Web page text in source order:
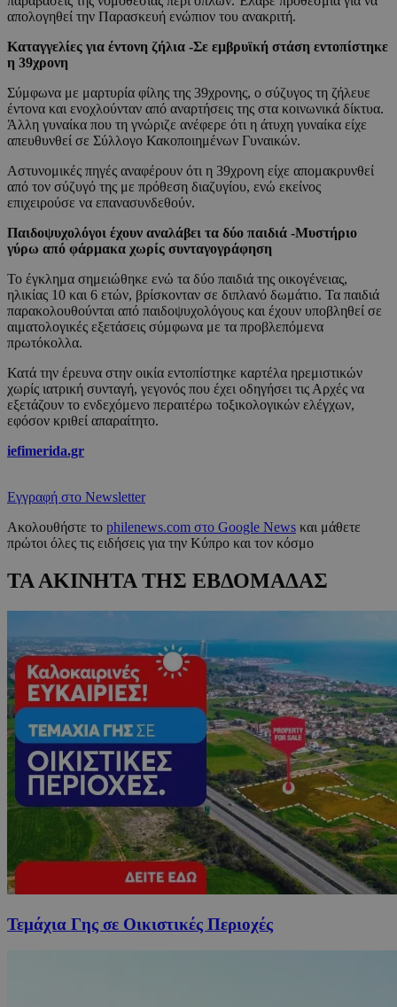
απολογηθεί την Παρασκευή ενώπιον του ανακριτή.
Καταγγελίες για έντονη ζήλια -Σε εμβρυϊκή στάση εντοπίστηκε
η 39χρονη
Σύμφωνα με μαρτυρία φίλης της 39χρονης, ο σύζυγος τη ζήλευε
έντονα και ενοχλούνταν από αναρτήσεις της στα κοινωνικά δίκτυα.
Άλλη γυναίκα που τη γνώριζε ανέφερε ότι η άτυχη γυναίκα είχε
απευθυνθεί σε Σύλλογο Κακοποιημένων Γυναικών.
Αστυνομικές πηγές αναφέρουν ότι η 39χρονη είχε απομακρυνθεί
από τον σύζυγό της με πρόθεση διαζυγίου, ενώ εκείνος
επιχειρούσε να επανασυνδεθούν.
Παιδοψυχολόγοι έχουν αναλάβει τα δύο παιδιά -Μυστήριο
γύρω από φάρμακα χωρίς συνταγογράφηση
Το έγκλημα σημειώθηκε ενώ τα δύο παιδιά της οικογένειας,
ηλικίας 10 και 6 ετών, βρίσκονταν σε διπλανό δωμάτιο. Τα παιδιά
παρακολουθούνται από παιδοψυχολόγους και έχουν υποβληθεί σε
αιματολογικές εξετάσεις σύμφωνα με τα προβλεπόμενα
πρωτόκολλα.
Κατά την έρευνα στην οικία εντοπίστηκε καρτέλα ηρεμιστικών
χωρίς ιατρική συνταγή, γεγονός που έχει οδηγήσει τις Αρχές να
εξετάζουν το ενδεχόμενο περαιτέρω τοξικολογικών ελέγχων,
εφόσον κριθεί απαραίτητο.
iefimerida.gr
Εγγραφή στο Newsletter
Ακολουθήστε το philenews.com στο Google News και μάθετε
πρώτοι όλες τις ειδήσεις για την Κύπρο και τον κόσμο
ΤΑ ΑΚΙΝΗΤΑ ΤΗΣ ΕΒΔΟΜΑΔΑΣ
Τεμάχια Γης σε Οικιστικές Περιοχές